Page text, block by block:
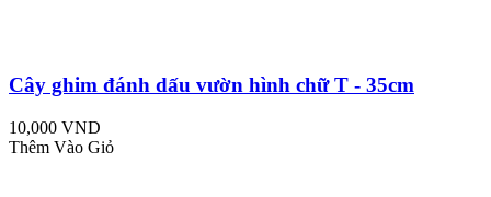
Cây ghim đánh dấu vườn hình chữ T - 35cm
10,000 VND
Thêm Vào Giỏ